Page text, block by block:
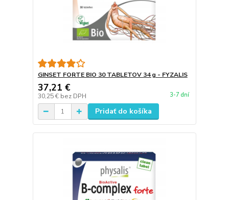
GINSET FORTE BIO 30 TABLETOV 34 g - FYZALIS
37,21 €
30,25 € bez DPH 3-7 dní
Pridať do košíka